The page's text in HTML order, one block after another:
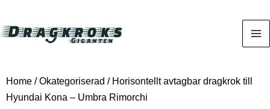
Home /Okategoriserad / Horisontellt avtagbar dragkrok till
Hyundai Kona – Umbra Rimorchi